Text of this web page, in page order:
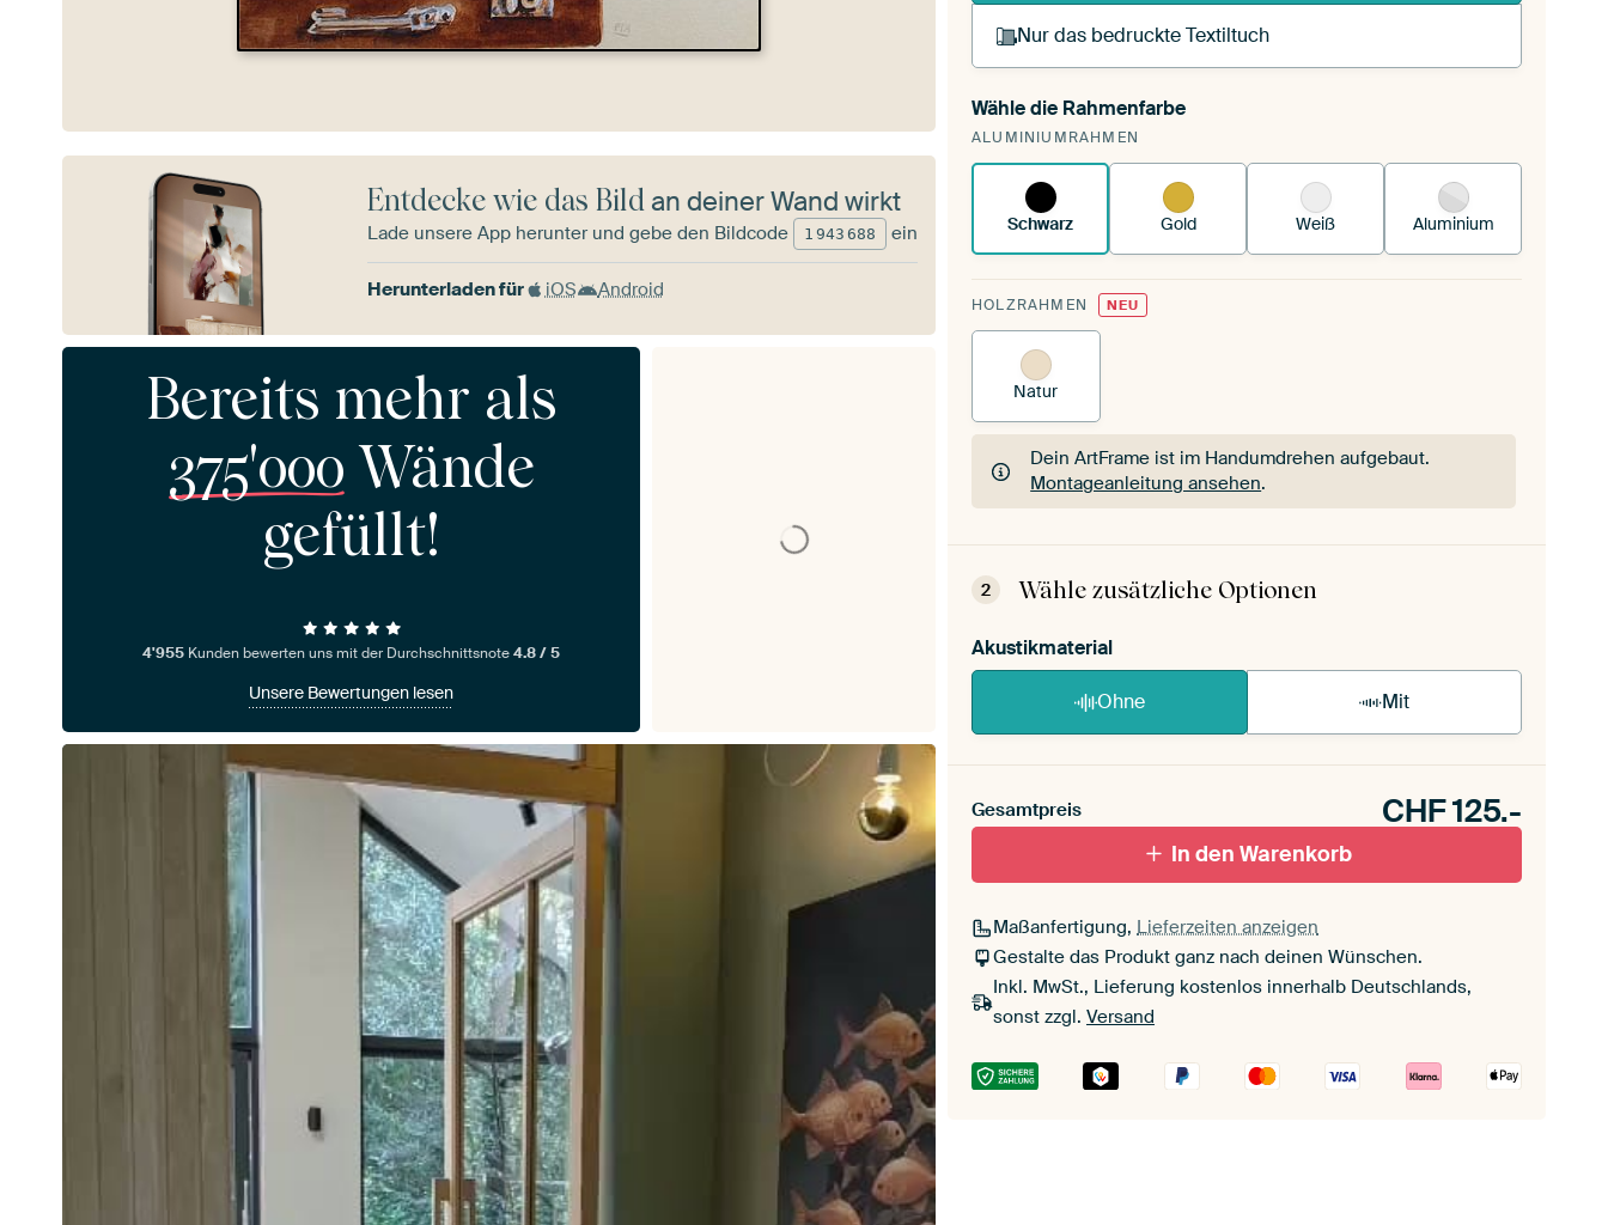
Nur das bedruckte Textiltuch
Du spannst einen wechselbaren Textiltuch in deinen
vorhandenen ArtFrame™.
Wähle die Rahmenfarbe
ALUMINIUMRAHMEN
Schwarz Gold Weiß Aluminium
HOLZRAHMEN NEU
Natur
Dein ArtFrame ist im Handumdrehen aufgebaut.
Montageanleitung ansehen.
Dein ArtFrame ist im Handumdrehen aufgebaut.
2 Wähle zusätzliche Optionen
Akustikmaterial
Ohne Mit
Gesamtpreis CHF125.-
In den Warenkorb
Maßanfertigung, Lieferzeiten anzeigen
Gestalte das Produkt ganz nach deinen Wünschen.
Inkl. MwSt., Lieferung kostenlos innerhalb Deutschlands,
sonst zzgl. Versand
Entdecke wie das Bildan deiner Wand wirkt
Lade unsere App herunter und gebe den Bildcode 1 943 688 ein
Herunterladen für iOS Android
Bereits mehr als
375'000 Wände
gefüllt!
4'955 Kunden bewerten uns mit der Durchschnittsnote4.8 / 5
Unsere Bewertungen lesen